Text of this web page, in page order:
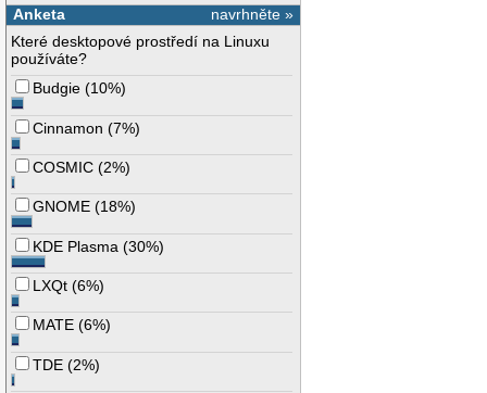
navrhněte »
Anketa
Které desktopové prostředí na Linuxu
používáte?
Budgie (10%)
Cinnamon (7%)
COSMIC (2%)
GNOME (18%)
KDE Plasma (30%)
LXQt (6%)
MATE (6%)
TDE (2%)